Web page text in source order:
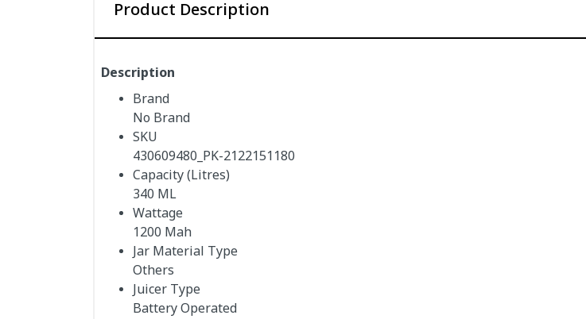
Product Description
Description
Brand
No Brand
SKU
430609480_PK-2122151180
Capacity (Litres)
340 ML
Wattage
1200 Mah
Jar Material Type
Others
Juicer Type
Battery Operated